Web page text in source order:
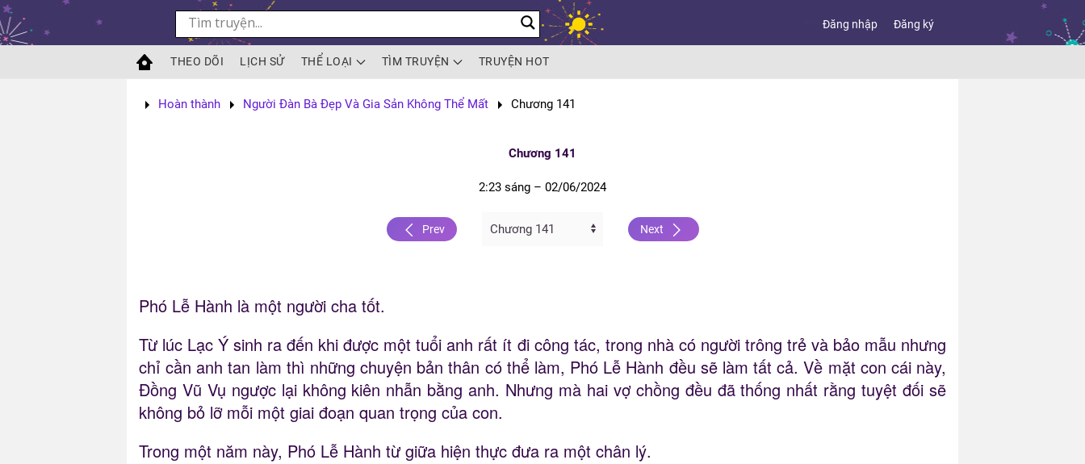
Skip to main content
Đăng nhập Đăng ký
THEO DÕI LỊCH SỬ THỂ LOẠI TÌM TRUYỆN TRUYỆN HOT
Hoàn thành Người Đàn Bà Đẹp Và Gia Sản Không Thể Mất Chương 141
Chương 141
2:23 sáng – 02/06/2024
Prev Next
Phó Lễ Hành là một người cha tốt.
Từ lúc Lạc Ý sinh ra đến khi được một tuổi anh rất ít đi công tác, trong nhà có người trông trẻ và bảo mẫu nhưng
chỉ cần anh tan làm thì những chuyện bản thân có thể làm, Phó Lễ Hành đều sẽ làm tất cả. Về mặt con cái này,
Đồng Vũ Vụ ngược lại không kiên nhẫn bằng anh. Nhưng mà hai vợ chồng đều đã thống nhất rằng tuyệt đối sẽ
không bỏ lỡ mỗi một giai đoạn quan trọng của con.
Trong một năm này, Phó Lễ Hành từ giữa hiện thực đưa ra một chân lý.